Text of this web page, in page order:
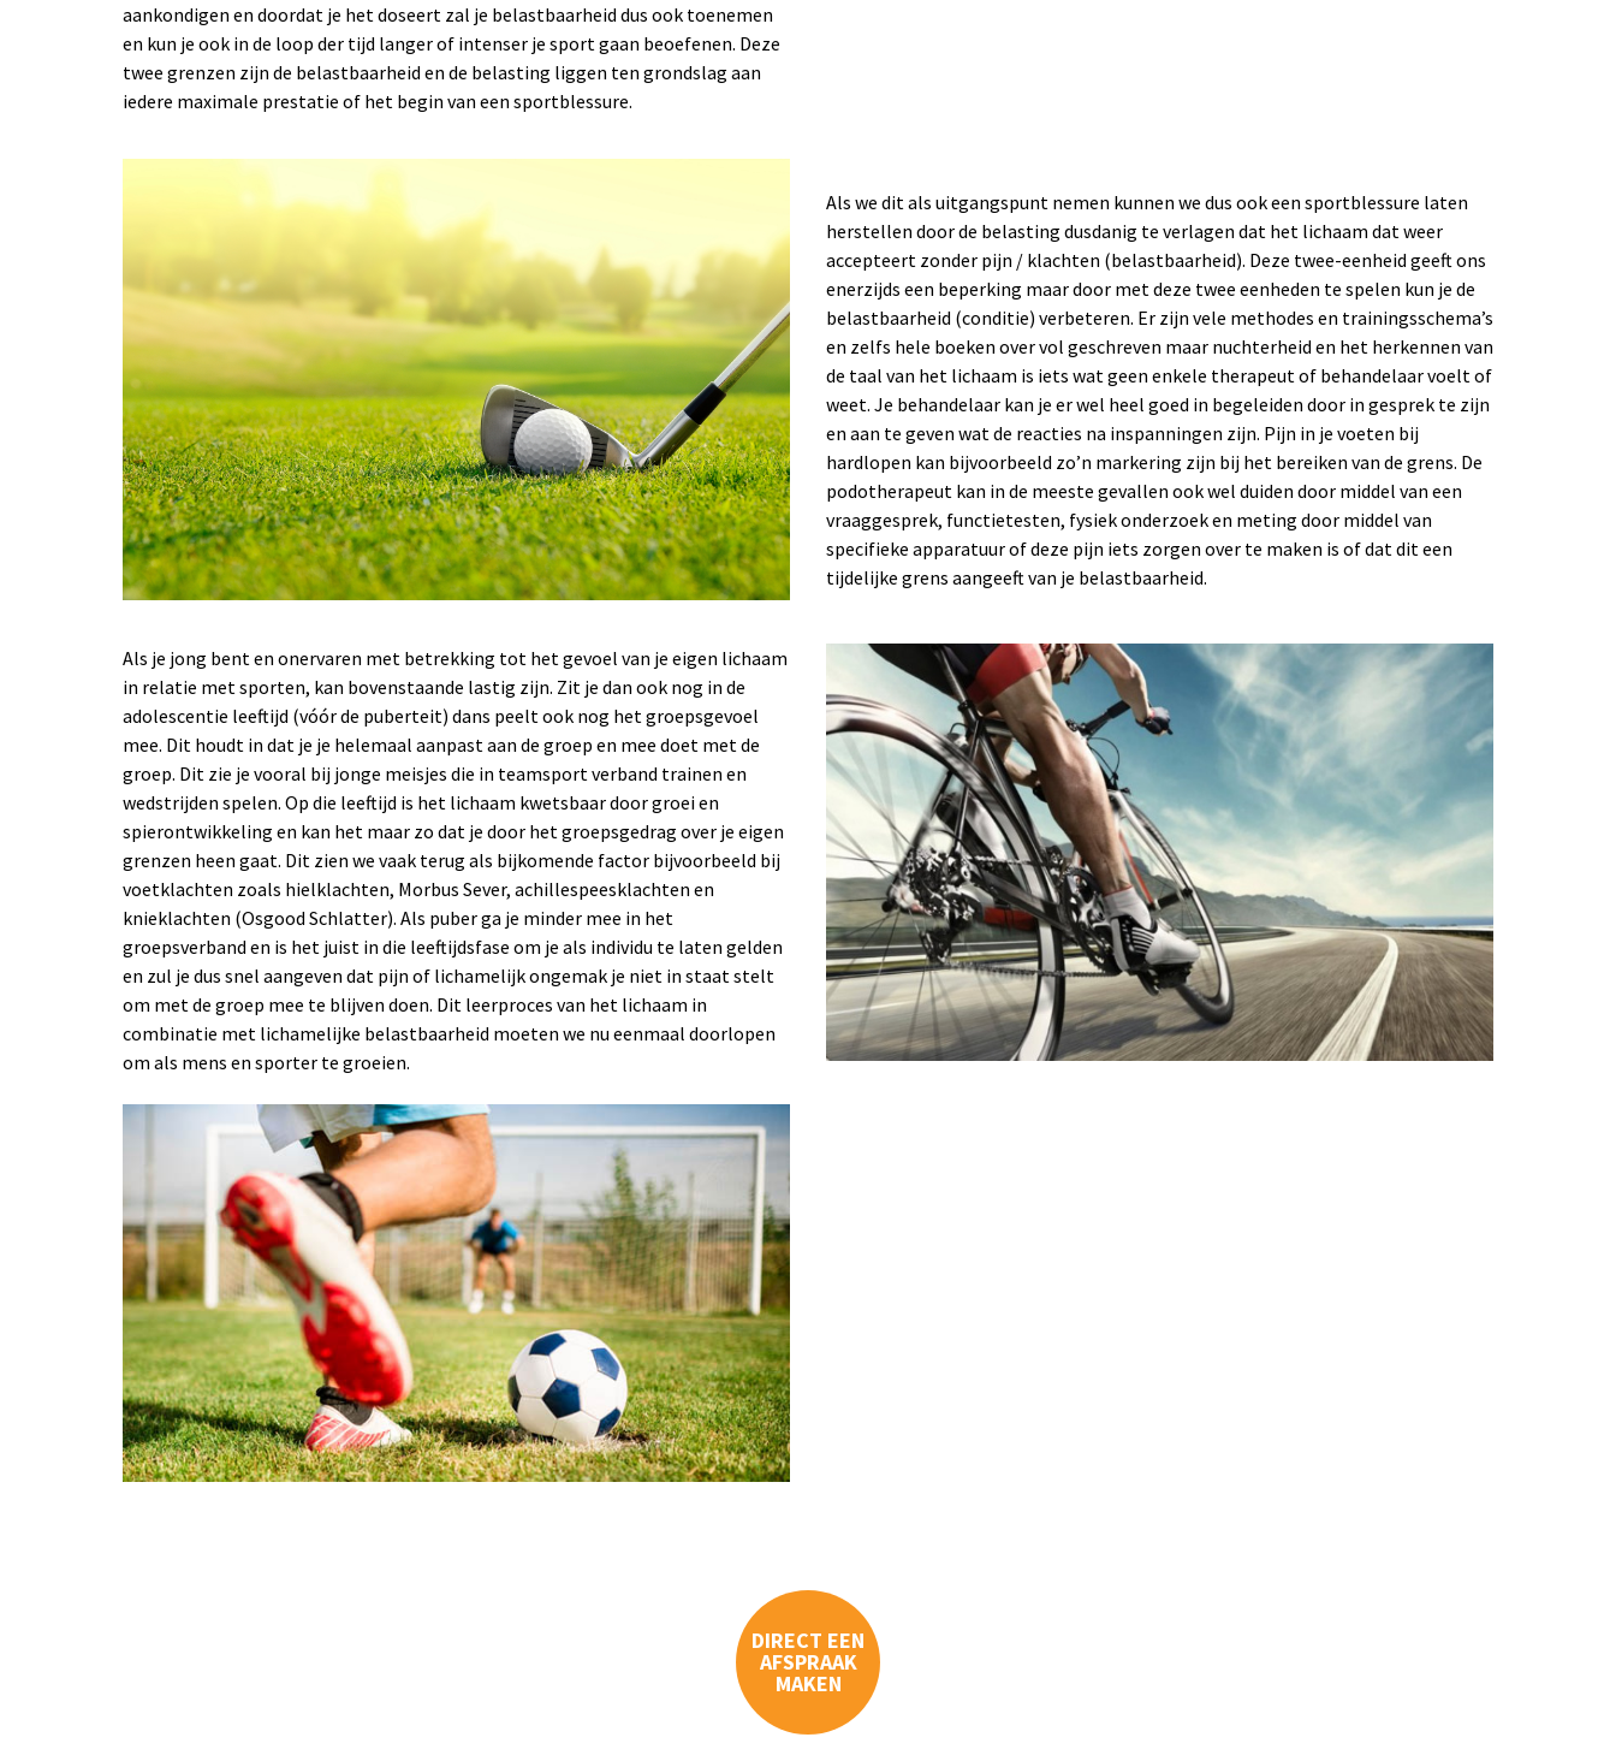
aankondigen en doordat je het doseert zal je belastbaarheid dus ook toenemen
en kun je ook in de loop der tijd langer of intenser je sport gaan beoefenen. Deze
twee grenzen zijn de belastbaarheid en de belasting liggen ten grondslag aan
iedere maximale prestatie of het begin van een sportblessure.
Als we dit als uitgangspunt nemen kunnen we dus ook een sportblessure laten
herstellen door de belasting dusdanig te verlagen dat het lichaam dat weer
accepteert zonder pijn / klachten (belastbaarheid). Deze twee-eenheid geeft ons
enerzijds een beperking maar door met deze twee eenheden te spelen kun je de
belastbaarheid (conditie) verbeteren. Er zijn vele methodes en trainingsschema’s
en zelfs hele boeken over vol geschreven maar nuchterheid en het herkennen van
de taal van het lichaam is iets wat geen enkele therapeut of behandelaar voelt of
weet. Je behandelaar kan je er wel heel goed in begeleiden door in gesprek te zijn
en aan te geven wat de reacties na inspanningen zijn. Pijn in je voeten bij
hardlopen kan bijvoorbeeld zo’n markering zijn bij het bereiken van de grens. De
podotherapeut kan in de meeste gevallen ook wel duiden door middel van een
vraaggesprek, functietesten, fysiek onderzoek en meting door middel van
specifieke apparatuur of deze pijn iets zorgen over te maken is of dat dit een
tijdelijke grens aangeeft van je belastbaarheid.
Als je jong bent en onervaren met betrekking tot het gevoel van je eigen lichaam
in relatie met sporten, kan bovenstaande lastig zijn. Zit je dan ook nog in de
adolescentie leeftijd (vóór de puberteit) dans peelt ook nog het groepsgevoel
mee. Dit houdt in dat je je helemaal aanpast aan de groep en mee doet met de
groep. Dit zie je vooral bij jonge meisjes die in teamsport verband trainen en
wedstrijden spelen. Op die leeftijd is het lichaam kwetsbaar door groei en
spierontwikkeling en kan het maar zo dat je door het groepsgedrag over je eigen
grenzen heen gaat. Dit zien we vaak terug als bijkomende factor bijvoorbeeld bij
voetklachten zoals hielklachten, Morbus Sever, achillespeesklachten en
knieklachten (Osgood Schlatter). Als puber ga je minder mee in het
groepsverband en is het juist in die leeftijdsfase om je als individu te laten gelden
en zul je dus snel aangeven dat pijn of lichamelijk ongemak je niet in staat stelt
om met de groep mee te blijven doen. Dit leerproces van het lichaam in
combinatie met lichamelijke belastbaarheid moeten we nu eenmaal doorlopen
om als mens en sporter te groeien.
DIRECT EEN
AFSPRAAK
MAKEN